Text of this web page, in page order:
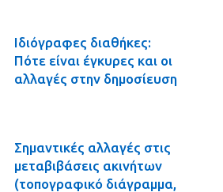
Ιδιόγραφες διαθήκες:
Πότε είναι έγκυρες και οι
αλλαγές στην δημοσίευση
Σημαντικές αλλαγές στις
μεταβιβάσεις ακινήτων
(τοπογραφικό διάγραμμα,